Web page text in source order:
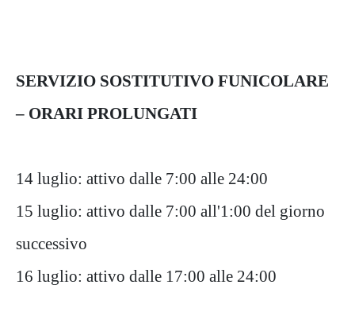
SERVIZIO SOSTITUTIVO FUNICOLARE
– ORARI PROLUNGATI
14 luglio: attivo dalle 7:00 alle 24:00
15 luglio: attivo dalle 7:00 all'1:00 del giorno
successivo
16 luglio: attivo dalle 17:00 alle 24:00